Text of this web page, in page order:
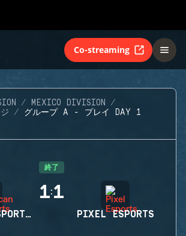
Co-streaming
MEXICO DIVISION
グループ A - プレイ DAY 1
終了
MEXICAN ESPORTS TEAM
1:1
PIXEL ESPORTS